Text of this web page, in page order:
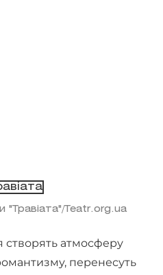
Teatr.org.ua
створять атмосферу
перенесуть